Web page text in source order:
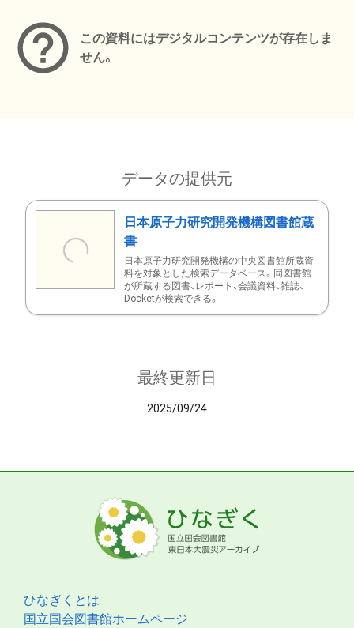
この資料にはデジタルコンテンツが存在しま
せん。
データの提供元
日本原子力研究開発機構図書館蔵
書
日本原子力研究開発機構の中央図書館所蔵資
料を対象とした検索データベース。同図書館
が所蔵する図書、レポート、会議資料、雑誌、
Docketが検索できる。
最終更新日
2025/09/24
ひなぎくとは
国立国会図書館ホームページ